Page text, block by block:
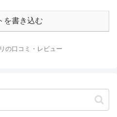
を書き込む
の口コミ・レビュー